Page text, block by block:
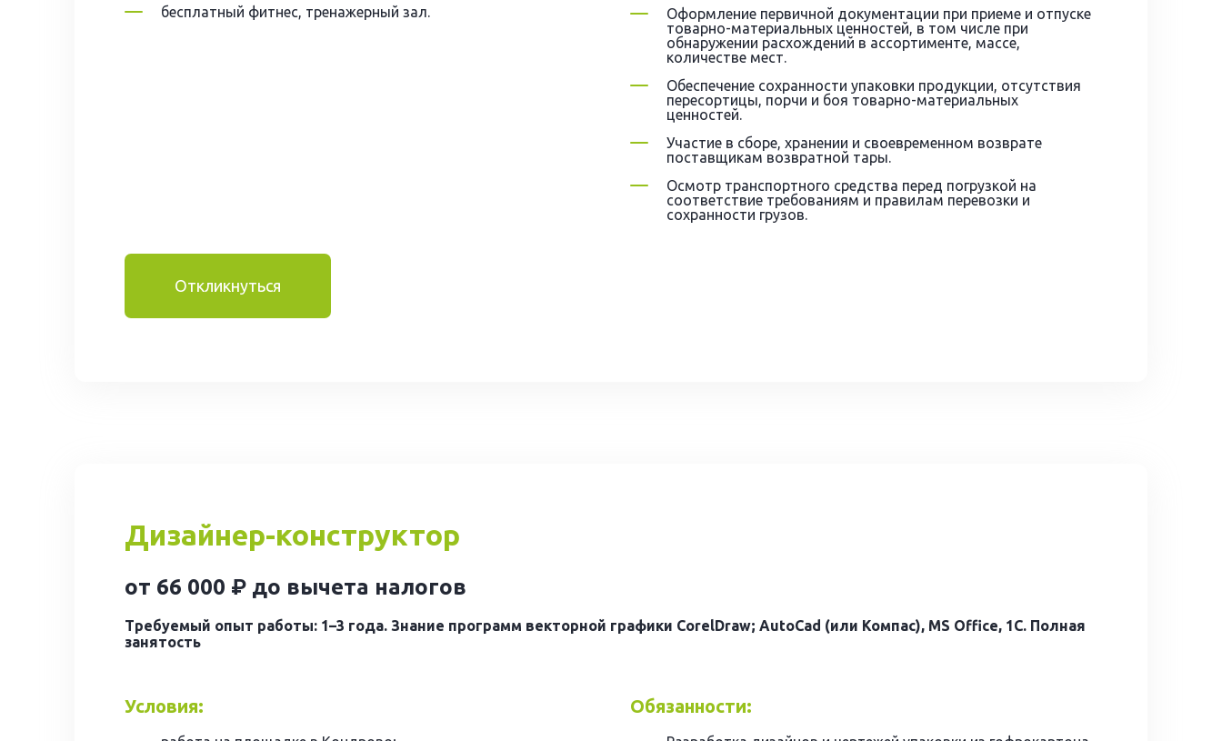
бесплатный фитнес, тренажерный зал.
Оформление первичной документации при приеме и отпуске
товарно-материальных ценностей, в том числе при
обнаружении расхождений в ассортименте, массе,
количестве мест.
Обеспечение сохранности упаковки продукции, отсутствия
пересортицы, порчи и боя товарно-материальных
ценностей.
Участие в сборе, хранении и своевременном возврате
поставщикам возвратной тары.
Осмотр транспортного средства перед погрузкой на
соответствие требованиям и правилам перевозки и
сохранности грузов.
Откликнуться
Дизайнер-конструктор
от 66 000 ₽ до вычета налогов
Требуемый опыт работы: 1–3 года. Знание программ векторной графики CorelDraw; AutoCad (или Компас), MS Office, 1С. Полная
занятость
Условия: Обязанности: